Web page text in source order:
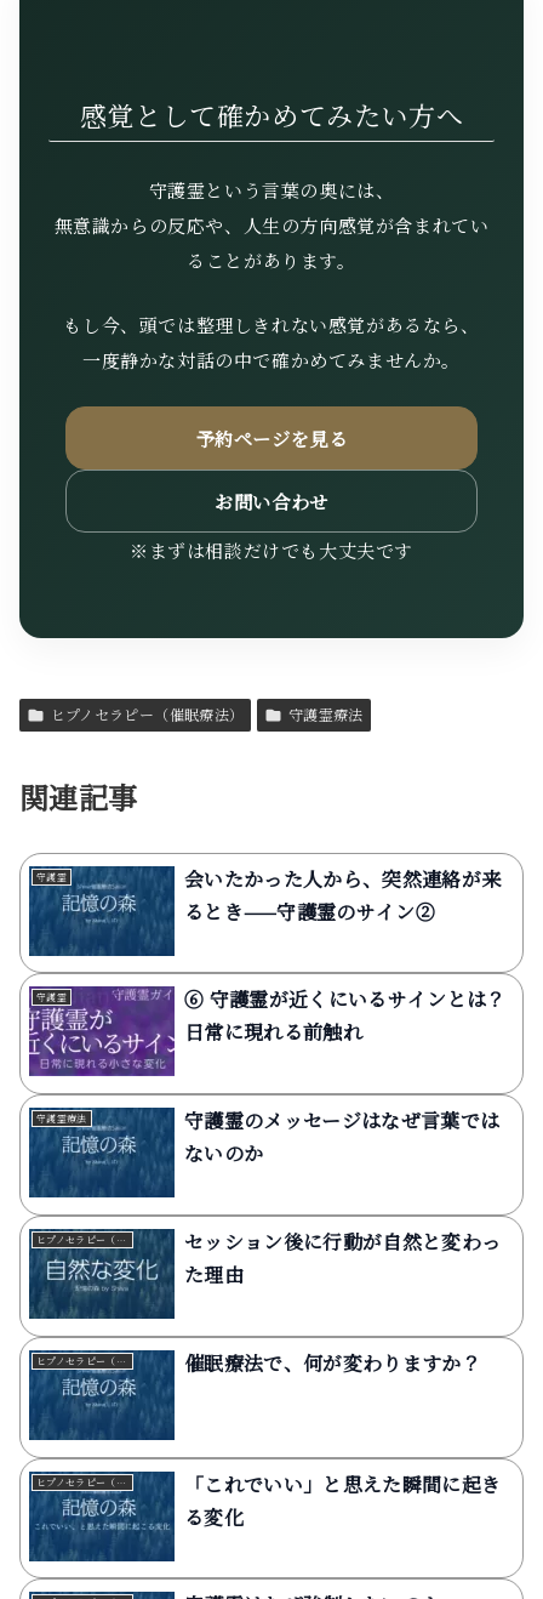
感覚として確かめてみたい方へ
守護霊という言葉の奥には、
無意識からの反応や、人生の方向感覚が含まれてい
ることがあります。
もし今、頭では整理しきれない感覚があるなら、
一度静かな対話の中で確かめてみませんか。
予約ページを見る
お問い合わせ
※まずは相談だけでも大丈夫です
ヒプノセラピー（催眠療法） 守護霊療法
関連記事
守護霊
会いたかった人から、突然連絡が来
るとき——守護霊のサイン②
守護霊
⑥ 守護霊が近くにいるサインとは？
日常に現れる前触れ
守護霊療法
守護霊のメッセージはなぜ言葉では
ないのか
ヒプノセラピー（催眠療法）
セッション後に行動が自然と変わっ
た理由
ヒプノセラピー（催眠療法） 催眠療法で、何が変わりますか？
ヒプノセラピー（催眠療法）
「これでいい」と思えた瞬間に起き
る変化